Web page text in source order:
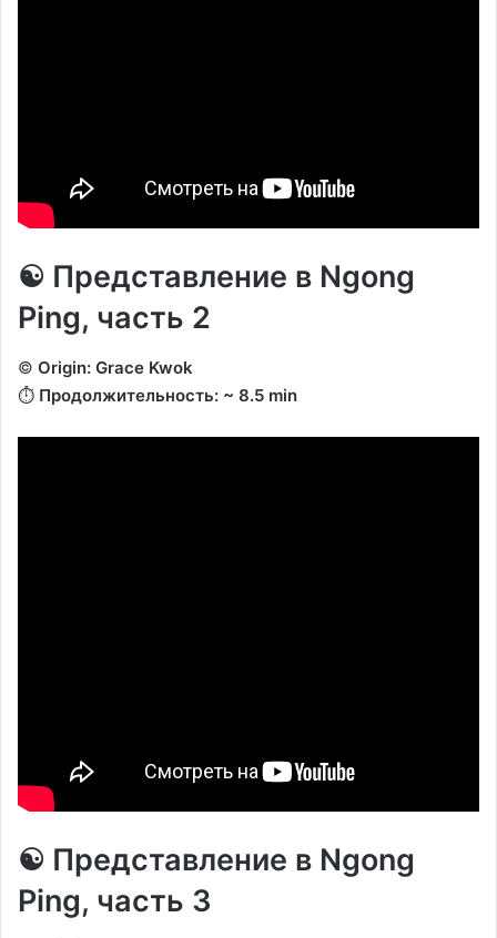
☯️ Представление в Ngong
Ping, часть 2
©️ Origin: Grace Kwok
⏱️ Продолжительность: ~ 8.5 min
☯️ Представление в Ngong
Ping, часть 3